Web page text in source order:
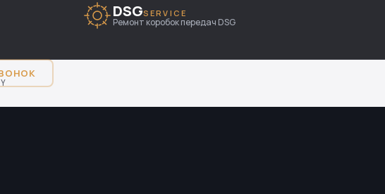
DSGSERVICE
Ремонт коробок передач DSG